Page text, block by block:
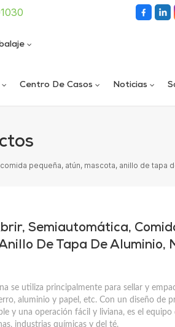
Centro De Casos Noticias
pequeña, atún, mascota, anillo de tapa
Semiautomática,
De Tapa De Aluminio,
se utiliza principalmente para sellar y
aluminio y papel, etc. Con un diseño de
y una operación fácil y liviana, es el
industrias químicas y del té.